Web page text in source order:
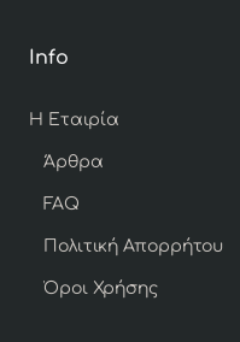
Info
Η Εταιρία
Άρθρα
FAQ
Πολιτική Απορρήτου
Όροι Χρήσης